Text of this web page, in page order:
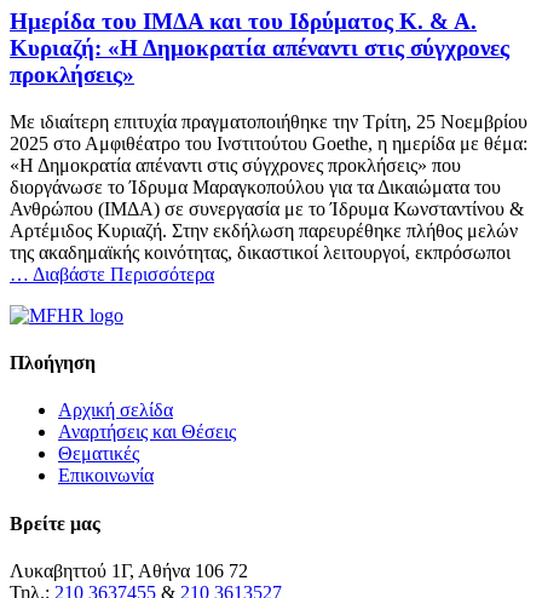
Ημερίδα του ΙΜΔΑ και του Ιδρύματος Κ. & Α.
Κυριαζή: «Η Δημοκρατία απέναντι στις σύγχρονες
προκλήσεις»
Με ιδιαίτερη επιτυχία πραγματοποιήθηκε την Τρίτη, 25 Νοεμβρίου
2025 στο Αμφιθέατρο του Ινστιτούτου Goethe, η ημερίδα με θέμα:
«Η Δημοκρατία απέναντι στις σύγχρονες προκλήσεις» που
διοργάνωσε το Ίδρυμα Μαραγκοπούλου για τα Δικαιώματα του
Ανθρώπου (ΙΜΔΑ) σε συνεργασία με το Ίδρυμα Κωνσταντίνου &
Αρτέμιδος Κυριαζή. Στην εκδήλωση παρευρέθηκε πλήθος μελών
της ακαδημαϊκής κοινότητας, δικαστικοί λειτουργοί, εκπρόσωποι
… Διαβάστε Περισσότερα
Πλοήγηση
Αρχική σελίδα
Αναρτήσεις και Θέσεις
Θεματικές
Επικοινωνία
Βρείτε μας
Λυκαβηττού 1Γ, Αθήνα 106 72
Τηλ.: 210 3637455 & 210 3613527